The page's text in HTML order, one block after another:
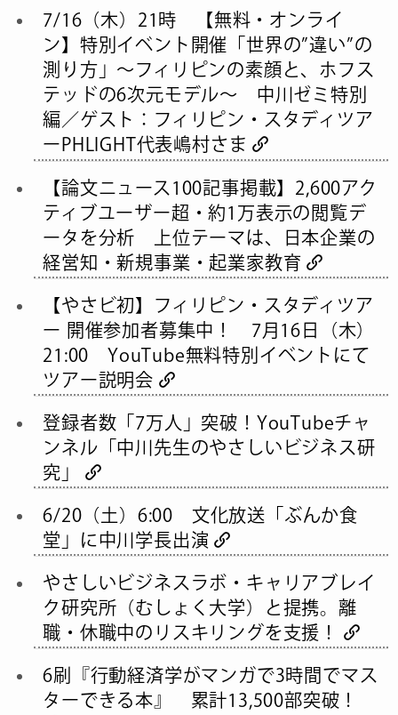
7/16（木）21時 【無料・オンライ
ン】特別イベント開催「世界の”違い”の
測り方」〜フィリピンの素顔と、ホフス
テッドの6次元モデル〜 中川ゼミ特別
編／ゲスト：フィリピン・スタディツア
ーPHLIGHT代表嶋村さま
【論文ニュース100記事掲載】2,600アク
ティブユーザー超・約1万表示の閲覧デ
ータを分析 上位テーマは、日本企業の
経営知・新規事業・起業家教育
【やさビ初】フィリピン・スタディツア
ー 開催参加者募集中！ 7月16日（木）
21:00 YouTube無料特別イベントにて
ツアー説明会
登録者数「7万人」突破！YouTubeチャ
ンネル「中川先生のやさしいビジネス研
究」
6/20（土）6:00 文化放送「ぶんか食
堂」に中川学長出演
やさしいビジネスラボ・キャリアブレイ
ク研究所（むしょく大学）と提携。離
職・休職中のリスキリングを支援！
6刷『行動経済学がマンガで3時間でマス
ターできる本』 累計13,500部突破！